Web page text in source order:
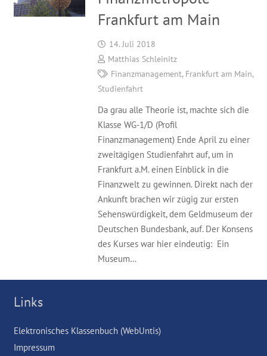
Frankfurt am Main
14. Juli 2018
Matthias Schleinitz
Finanzmanagement, Frankfurt am Main,
Studienfahrt
Da grau alle Theorie ist, machte sich die
Klasse WG-1/D (Profil
Finanzmanagement) Ende April zu einer
zweitägigen Studienfahrt auf, um in
Frankfurt a.M. einen Einblick in die
Finanzwelt zu gewinnen. Direkt nach der
Ankunft brachen wir zügig zur ersten
Sehenswürdigkeit, dem Geldmuseum der
Deutschen Bundesbank, auf. Der Konsens
des Kurses war hier eindeutig: Ein
Museum…
Links
Elektronisches Klassenbuch (WebUntis)
Impressum